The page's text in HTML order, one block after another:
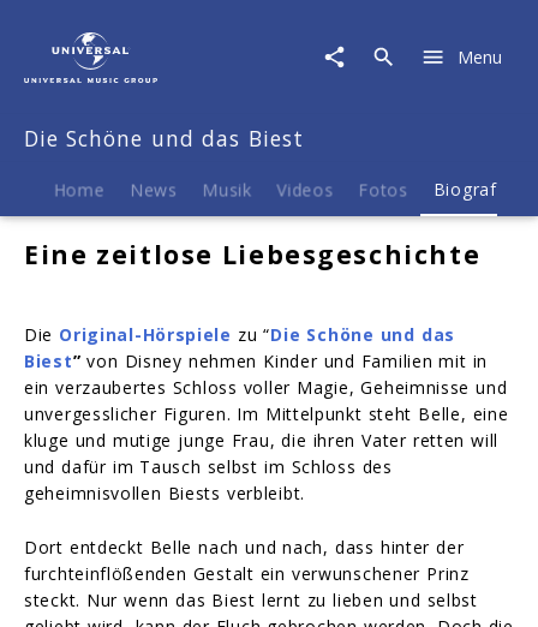
das
Menu
Die Schöne und das Biest
Home News Musik Videos Fotos Biografie
Eine zeitlose Liebesgeschichte
Die Original-Hörspiele zu “Die Schöne und das
Biest”von Disney nehmen Kinder und Familien mit in
ein verzaubertes Schloss voller Magie, Geheimnisse und
unvergesslicher Figuren. Im Mittelpunkt steht Belle, eine
kluge und mutige junge Frau, die ihren Vater retten will
und dafür im Tausch selbst im Schloss des
geheimnisvollen Biests verbleibt.
Dort entdeckt Belle nach und nach, dass hinter der
furchteinflößenden Gestalt ein verwunschener Prinz
steckt. Nur wenn das Biest lernt zu lieben und selbst